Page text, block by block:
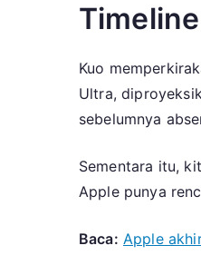
Kuo
Ultra,
sebelumnya
Sementara itu,
Apple punya
Baca: Apple